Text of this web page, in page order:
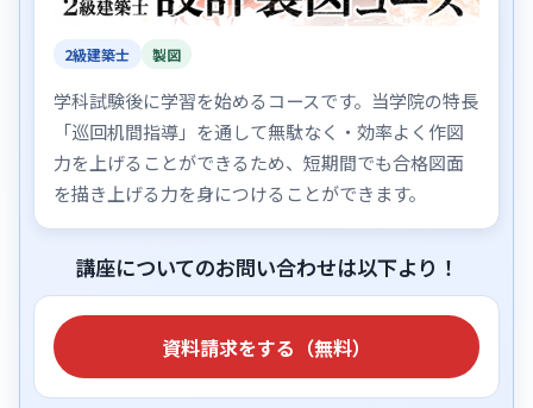
2級建築士 製図
学科試験後に学習を始めるコースです。当学院の特長
「巡回机間指導」を通して無駄なく・効率よく作図
力を上げることができるため、短期間でも合格図面
を描き上げる力を身につけることができます。
講座についてのお問い合わせは以下より！
資料請求をする（無料）